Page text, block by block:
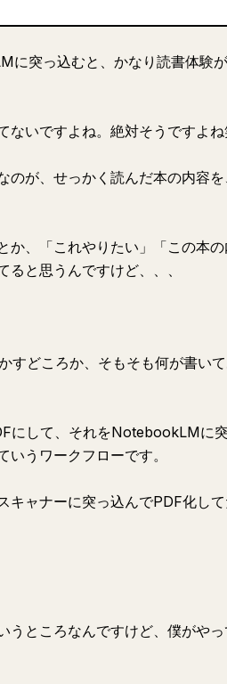
突っ込むと、かなり読書体験
ないですよね。絶対そうですよ
が、せっかく読んだ本の内容を
か、「これやりたい」「この本
と思うんですけど、、、
すどころか、そもそも何が書い
にして、それをNotebookLMに
うワークフローです。
キャナーに突っ込んでPDF化し
ところなんですけど、僕がやっ